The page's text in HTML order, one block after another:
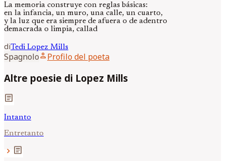
La memoria construye con reglas básicas:
en la infancia, un muro, una calle, un cuarto,
y la luz que era siempre de afuera o de adentro
demacrada o limpia, callad
diTedi Lopez Mills
Spagnoloperson Profilo del poeta
Altre poesie di Lopez Mills
article
Intanto
Entretanto
chevron_right article